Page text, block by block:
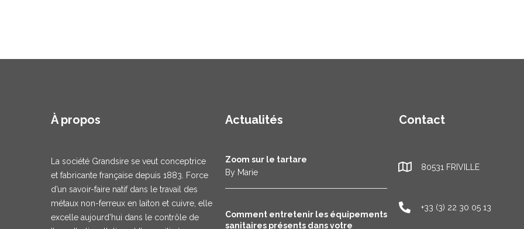
À propos
La société Grandsire se veut conceptrice
et fabricante française depuis 1883. Force
d’un savoir-faire natif dans le travail des
métaux non-ferreux en laiton et cuivre, elle
excelle aujourd’hui dans le contrôle de
Actualités
Zoom sur le tartare
By Marie
Comment entretenir les équipements
sanitaires présents dans votre
Contact
80531 FRIVILLE
+33 (3) 22 30 05 13